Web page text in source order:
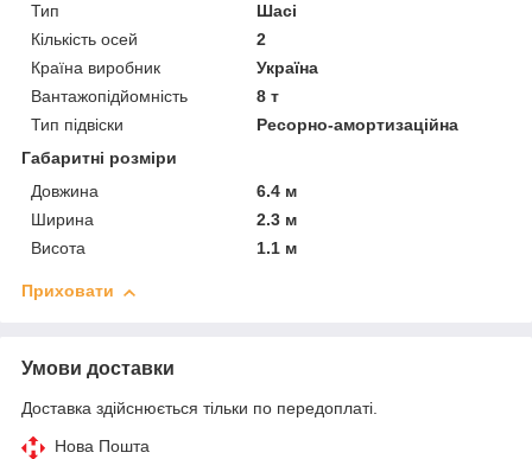
Тип
Шасі
Кількість осей
2
Країна виробник
Україна
Вантажопідйомність
8 т
Тип підвіски
Ресорно-амортизаційна
Габаритні розміри
Довжина
6.4 м
Ширина
2.3 м
Висота
1.1 м
Приховати
Умови доставки
Доставка здійснюється тільки по передоплаті.
Нова Пошта